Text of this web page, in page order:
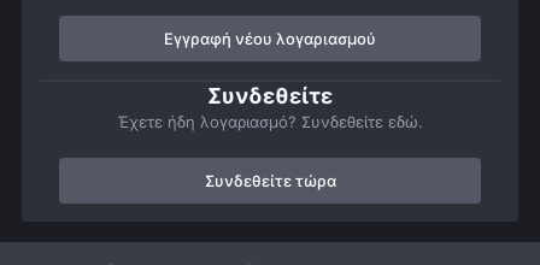
Εγγραφή νέου λογαριασμού
Συνδεθείτε
Έχετε ήδη λογαριασμό? Συνδεθείτε εδώ.
Συνδεθείτε τώρα